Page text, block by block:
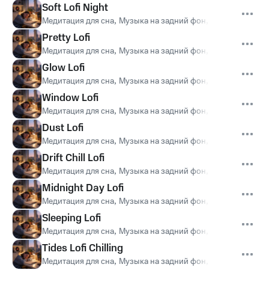
Soft Lofi Night
Медитация для сна, Музыка на задний фон
Pretty Lofi
Медитация для сна, Музыка на задний фон
Glow Lofi
Медитация для сна, Музыка на задний фон
Window Lofi
Медитация для сна, Музыка на задний фон
Dust Lofi
Медитация для сна, Музыка на задний фон
Drift Chill Lofi
Медитация для сна, Музыка на задний фон
Midnight Day Lofi
Медитация для сна, Музыка на задний фон
Sleeping Lofi
Медитация для сна, Музыка на задний фон
Tides Lofi Chilling
Медитация для сна, Музыка на задний фон